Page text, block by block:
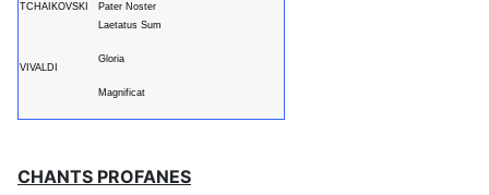
TCHAIKOVSKI
Pater Noster
VIVALDI
Laetatus Sum
Gloria
Magnificat
CHANTS PROFANES